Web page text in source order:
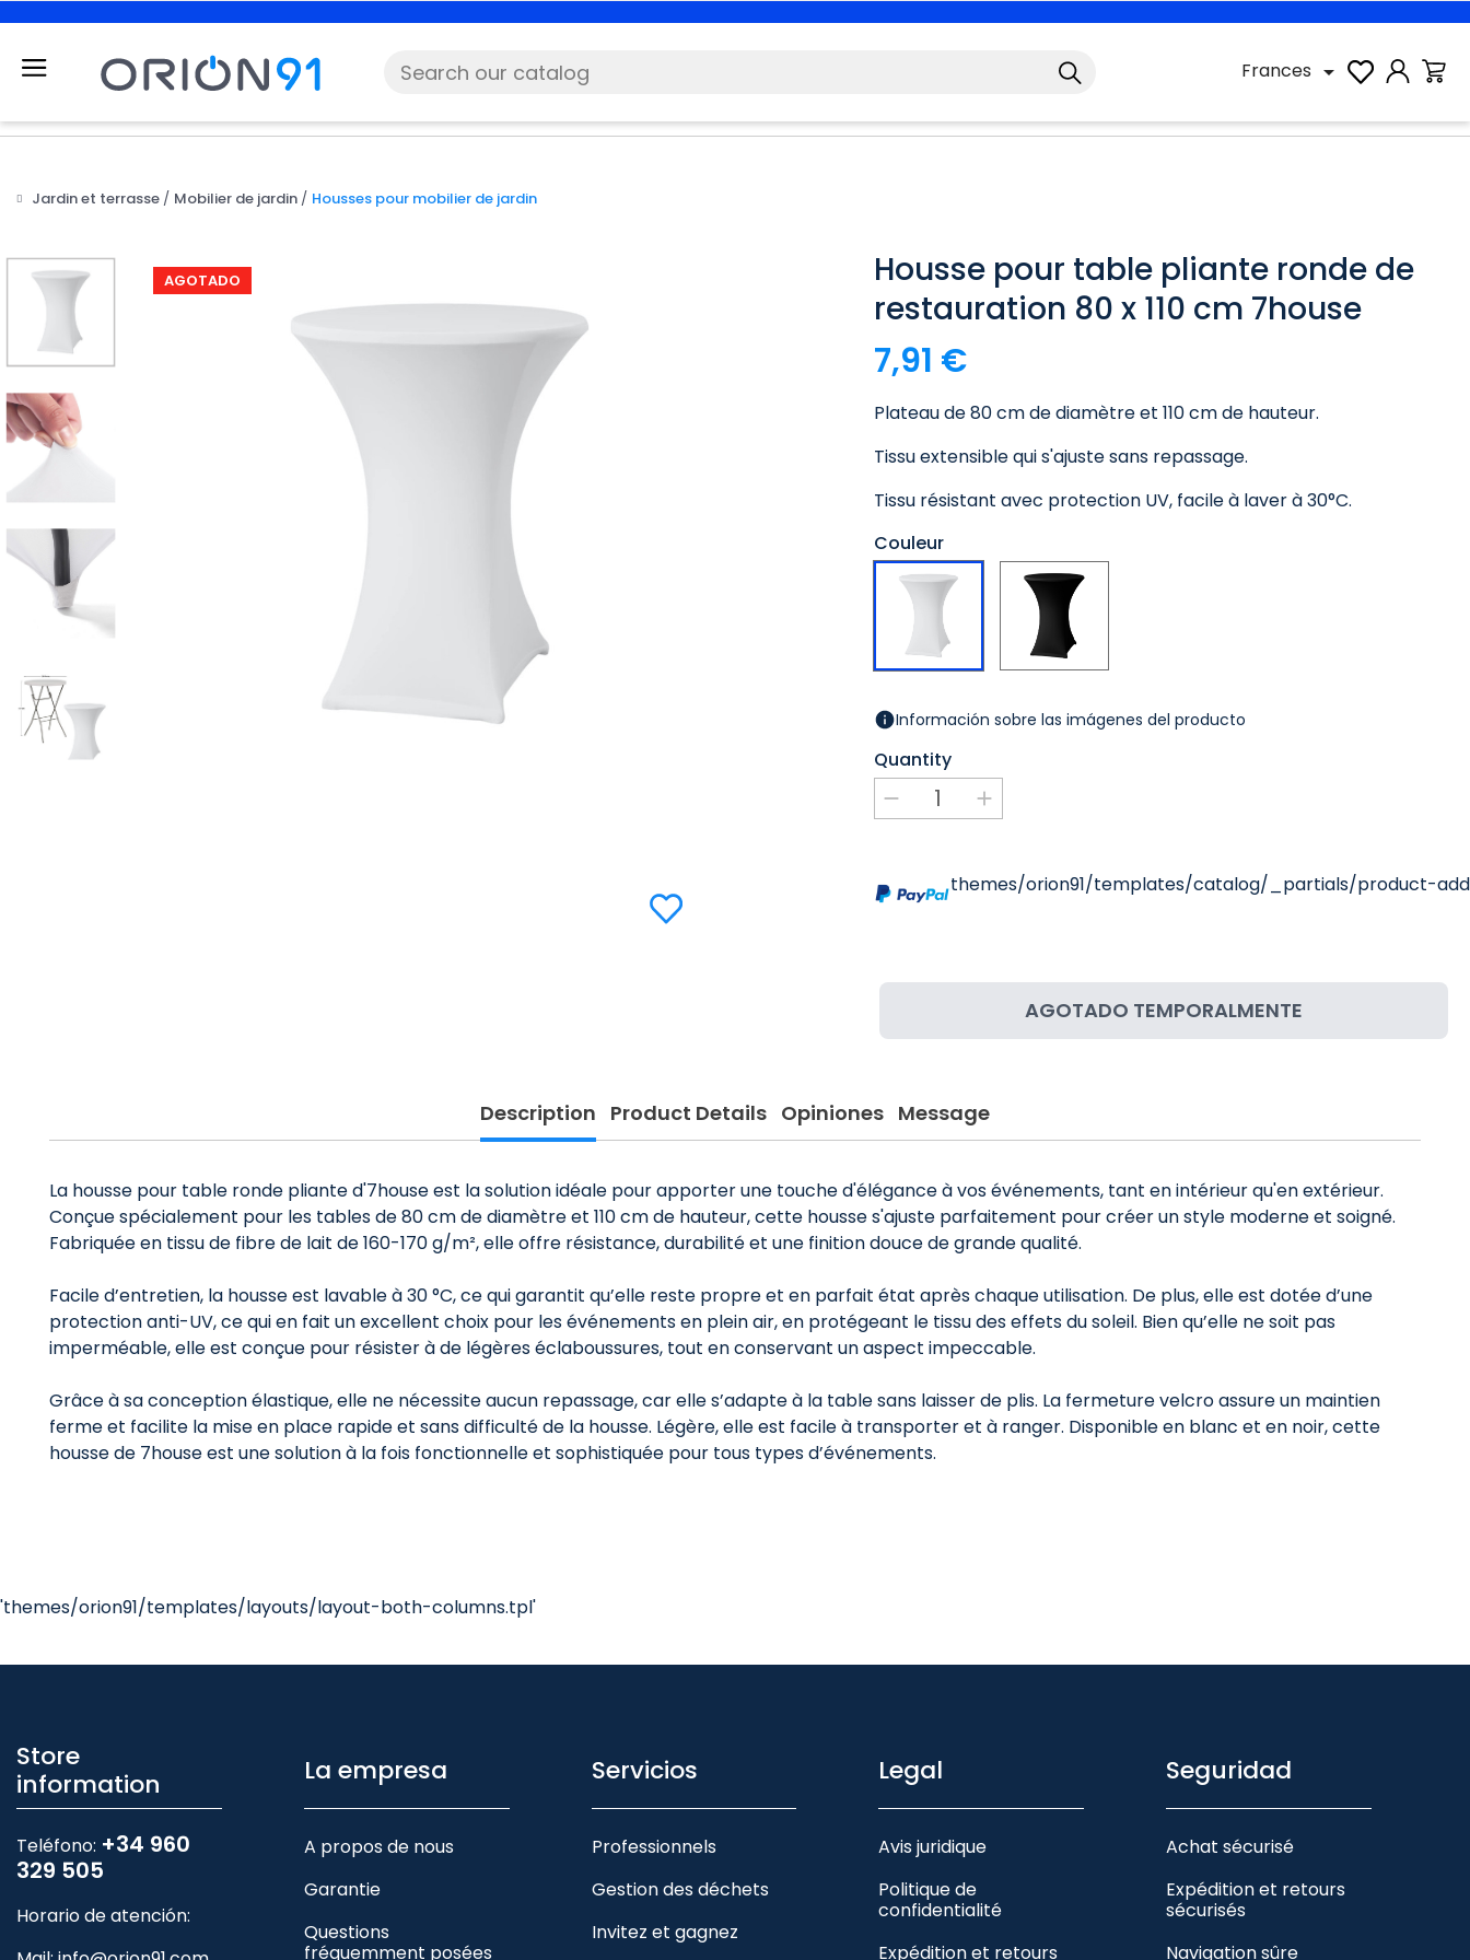
Frances 
Jardin et terrasse Mobilier de jardin Housses pour mobilier de jardin
AGOTADO
Housse pour table pliante ronde de
restauration 80 x 110 cm 7house
7,91 €
Plateau de 80 cm de diamètre et 110 cm de hauteur.
Tissu extensible qui s'ajuste sans repassage.
Tissu résistant avec protection UV, facile à laver à 30°C.
Couleur
Blanc Noir
Información sobre las imágenes del producto
Quantity
themes/orion91/templates/catalog/_partials/product-
AGOTADO TEMPORALMENTE
Description Product Details Opiniones Message
La housse pour table ronde pliante d'7house est la solution idéale pour apporter une touche d'élégance à vos événements, tant en intérieur qu'en extérieur.
Conçue spécialement pour les tables de 80 cm de diamètre et 110 cm de hauteur, cette housse s'ajuste parfaitement pour créer un style moderne et soigné.
Fabriquée en tissu de fibre de lait de 160-170 g/m², elle offre résistance, durabilité et une finition douce de grande qualité.
Facile d’entretien, la housse est lavable à 30 °C, ce qui garantit qu’elle reste propre et en parfait état après chaque utilisation. De plus, elle est dotée d’une
protection anti-UV, ce qui en fait un excellent choix pour les événements en plein air, en protégeant le tissu des effets du soleil. Bien qu’elle ne soit pas
imperméable, elle est conçue pour résister à de légères éclaboussures, tout en conservant un aspect impeccable.
Grâce à sa conception élastique, elle ne nécessite aucun repassage, car elle s’adapte à la table sans laisser de plis. La fermeture velcro assure un maintien
ferme et facilite la mise en place rapide et sans difficulté de la housse. Légère, elle est facile à transporter et à ranger. Disponible en blanc et en noir, cette
housse de 7house est une solution à la fois fonctionnelle et sophistiquée pour tous types d’événements.
'themes/orion91/templates/layouts/layout-both-columns.tpl'
Store
information
Teléfono: +34 960
329 505
Horario de atención:
La empresa
A propos de nous
Garantie
Questions
fréquemment posées
Servicios
Professionnels
Gestion des déchets
Invitez et gagnez
Legal
Avis juridique
Politique de
confidentialité
Expédition et retours
Seguridad
Achat sécurisé
Expédition et retours
sécurisés
Navigation sûre